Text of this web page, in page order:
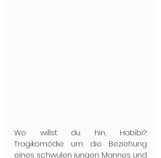
Wo willst du hin, Habibi?:
Tragikomödie um die Beziehung
eines schwulen jungen Mannes und